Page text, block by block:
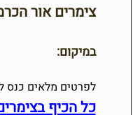
צימרים אור
במיקום:
לפרטים מלאים כנס
כל הכיף